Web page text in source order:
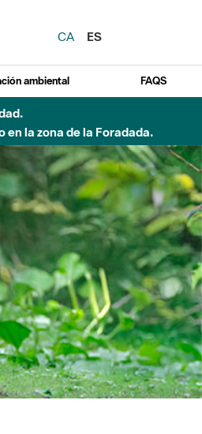
CA
ES
ambiental FAQS
la zona de la Foradada.